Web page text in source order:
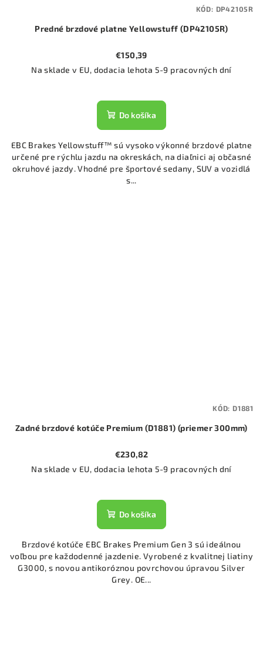
Predné brzdové platne Yellowstuff (DP42105R)
€150,39
Na sklade v EU, dodacia lehota 5-9 pracovných dní
Do košíka
EBC Brakes Yellowstuff™ sú vysoko výkonné brzdové platne
určené pre rýchlu jazdu na okreskách, na diaľnici aj občasné
okruhové jazdy. Vhodné pre športové sedany, SUV a vozidlá
s...
KÓD: DP42105R
Zadné brzdové kotúče Premium (D1881) (priemer 300mm)
€230,82
Na sklade v EU, dodacia lehota 5-9 pracovných dní
Do košíka
Brzdové kotúče EBC Brakes Premium Gen 3 sú ideálnou
voľbou pre každodenné jazdenie. Vyrobené z kvalitnej liatiny
G3000, s novou antikoróznou povrchovou úpravou Silver
Grey. OE...
KÓD: D1881